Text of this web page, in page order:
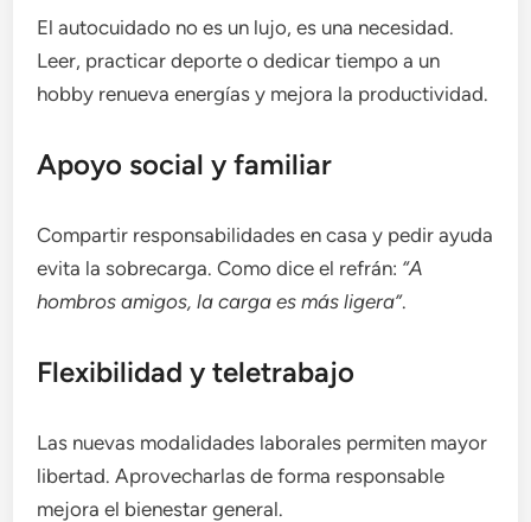
El autocuidado no es un lujo, es una necesidad.
Leer, practicar deporte o dedicar tiempo a un
hobby renueva energías y mejora la productividad.
Apoyo social y familiar
Compartir responsabilidades en casa y pedir ayuda
evita la sobrecarga. Como dice el refrán: “A
hombros amigos, la carga es más ligera”.
Flexibilidad y teletrabajo
Las nuevas modalidades laborales permiten mayor
libertad. Aprovecharlas de forma responsable
mejora el bienestar general.